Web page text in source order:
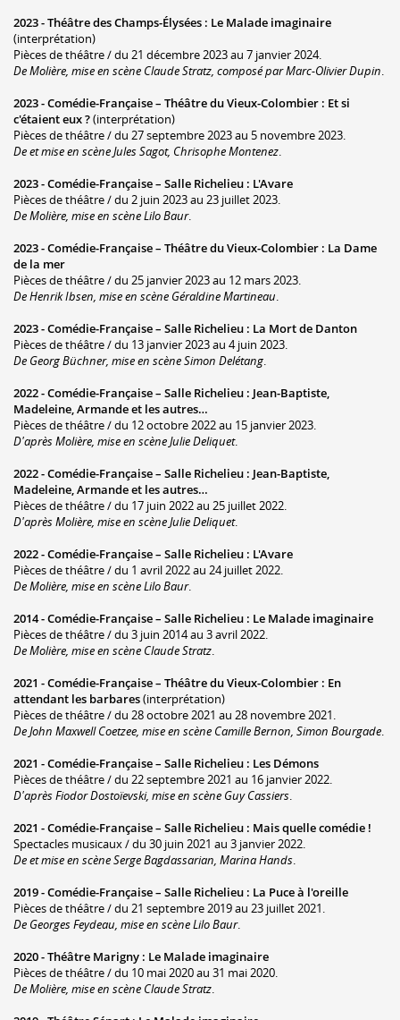
2023 -Théâtre des Champs-Élysées : Le Malade imaginaire
(interprétation)
Pièces de théâtre / du 21 décembre 2023 au 7 janvier 2024.
De Molière, mise en scène Claude Stratz, composé par Marc-Olivier Dupin.
2023 -Comédie-Française – Théâtre du Vieux-Colombier : Et si
c'étaient eux ?(interprétation)
Pièces de théâtre / du 27 septembre 2023 au 5 novembre 2023.
De et mise en scène Jules Sagot, Chrisophe Montenez.
2023 -Comédie-Française – Salle Richelieu : L'Avare
Pièces de théâtre / du 2 juin 2023 au 23 juillet 2023.
De Molière, mise en scène Lilo Baur.
2023 -Comédie-Française – Théâtre du Vieux-Colombier : La Dame
de la mer
Pièces de théâtre / du 25 janvier 2023 au 12 mars 2023.
De Henrik Ibsen, mise en scène Géraldine Martineau.
2023 -Comédie-Française – Salle Richelieu : La Mort de Danton
Pièces de théâtre / du 13 janvier 2023 au 4 juin 2023.
De Georg Büchner, mise en scène Simon Delétang.
2022 -Comédie-Française – Salle Richelieu : Jean-Baptiste,
Madeleine, Armande et les autres…
Pièces de théâtre / du 12 octobre 2022 au 15 janvier 2023.
D'après Molière, mise en scène Julie Deliquet.
2022 -Comédie-Française – Salle Richelieu : Jean-Baptiste,
Madeleine, Armande et les autres…
Pièces de théâtre / du 17 juin 2022 au 25 juillet 2022.
D'après Molière, mise en scène Julie Deliquet.
2022 -Comédie-Française – Salle Richelieu : L'Avare
Pièces de théâtre / du 1 avril 2022 au 24 juillet 2022.
De Molière, mise en scène Lilo Baur.
2014 -Comédie-Française – Salle Richelieu : Le Malade imaginaire
Pièces de théâtre / du 3 juin 2014 au 3 avril 2022.
De Molière, mise en scène Claude Stratz.
2021 -Comédie-Française – Théâtre du Vieux-Colombier : En
attendant les barbares(interprétation)
Pièces de théâtre / du 28 octobre 2021 au 28 novembre 2021.
De John Maxwell Coetzee, mise en scène Camille Bernon, Simon Bourgade.
2021 -Comédie-Française – Salle Richelieu : Les Démons
Pièces de théâtre / du 22 septembre 2021 au 16 janvier 2022.
D'après Fiodor Dostoïevski, mise en scène Guy Cassiers.
2021 -Comédie-Française – Salle Richelieu : Mais quelle comédie !
Spectacles musicaux / du 30 juin 2021 au 3 janvier 2022.
De et mise en scène Serge Bagdassarian, Marina Hands.
2019 -Comédie-Française – Salle Richelieu : La Puce à l'oreille
Pièces de théâtre / du 21 septembre 2019 au 23 juillet 2021.
De Georges Feydeau, mise en scène Lilo Baur.
2020 -Théâtre Marigny : Le Malade imaginaire
Pièces de théâtre / du 10 mai 2020 au 31 mai 2020.
De Molière, mise en scène Claude Stratz.